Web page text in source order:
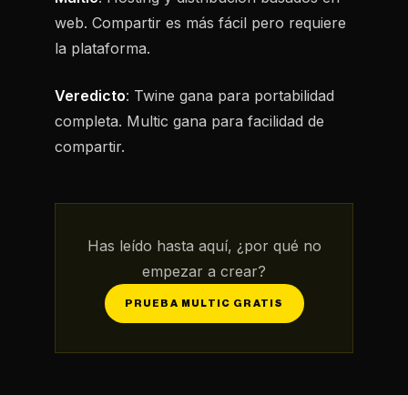
web. Compartir es más fácil pero requiere
la plataforma.
Veredicto: Twine gana para portabilidad
completa. Multic gana para facilidad de
compartir.
Has leído hasta aquí, ¿por qué no
empezar a crear?
PRUEBA MULTIC GRATIS